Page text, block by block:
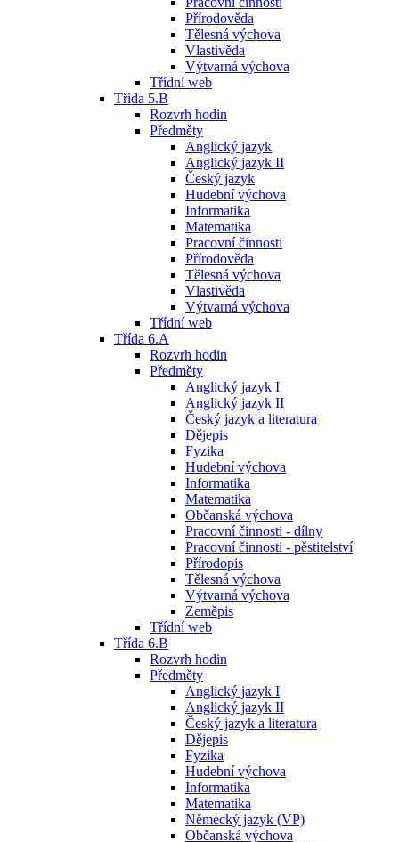
Přírodověda
Tělesná výchova
Vlastivěda
Výtvarná výchova
Třídní web
Třída 5.B
Rozvrh hodin
Předměty
Anglický jazyk
Anglický jazyk II
Český jazyk
Hudební výchova
Informatika
Matematika
Pracovní činnosti
Přírodověda
Tělesná výchova
Vlastivěda
Výtvarná výchova
Třídní web
Třída 6.A
Rozvrh hodin
Předměty
Anglický jazyk I
Anglický jazyk II
Český jazyk a literatura
Dějepis
Fyzika
Hudební výchova
Informatika
Matematika
Občanská výchova
Pracovní činnosti - dílny
Pracovní činnosti - pěstitelství
Přírodopis
Tělesná výchova
Výtvarná výchova
Zeměpis
Třídní web
Třída 6.B
Rozvrh hodin
Předměty
Anglický jazyk I
Anglický jazyk II
Český jazyk a literatura
Dějepis
Fyzika
Hudební výchova
Informatika
Matematika
Německý jazyk (VP)
Občanská výchova